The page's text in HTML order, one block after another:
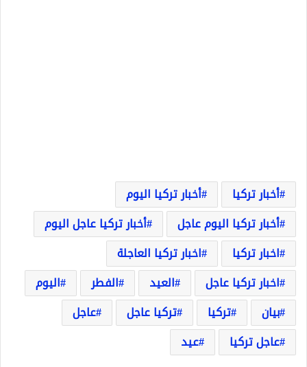
أخبار تركيا
أخبار تركيا اليوم
أخبار تركيا اليوم عاجل
أخبار تركيا عاجل اليوم
اخبار تركيا
اخبار تركيا العاجلة
اخبار تركيا عاجل
العيد الفطر
اليوم
بيان
تركيا تركيا عاجل
عاجل
عاجل تركيا
عيد